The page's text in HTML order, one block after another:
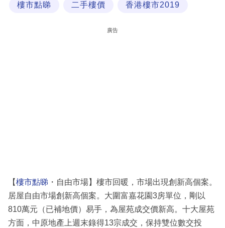
樓市點睇 二手樓價 香港樓市2019
廣告
【樓市點睇 ・自由市場】樓市回暖，市場出現創新高個案。
居屋自由市場創新高個案。大圍富嘉花園3房單位，剛以
810萬元（已補地價）易手，為屋苑成交價新高。十大屋苑
方面，中原地產上週末錄得13宗成交，保持雙位數交投